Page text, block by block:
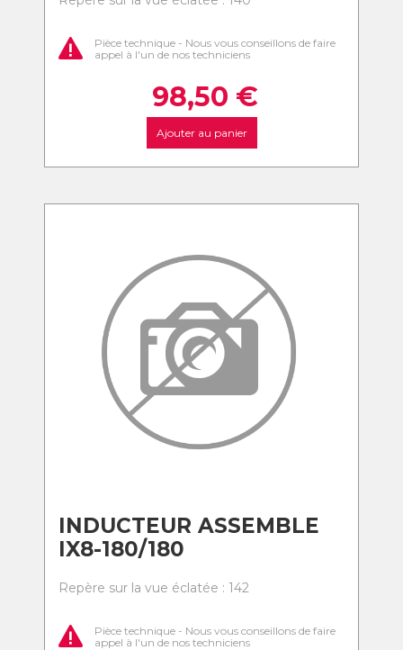
Pièce technique - Nous vous conseillons de faire
appel à l'un de nos techniciens
98,50 €
Ajouter au panier
INDUCTEUR ASSEMBLE
IX8-180/180
Repère sur la vue éclatée : 142
Pièce technique - Nous vous conseillons de faire
appel à l'un de nos techniciens